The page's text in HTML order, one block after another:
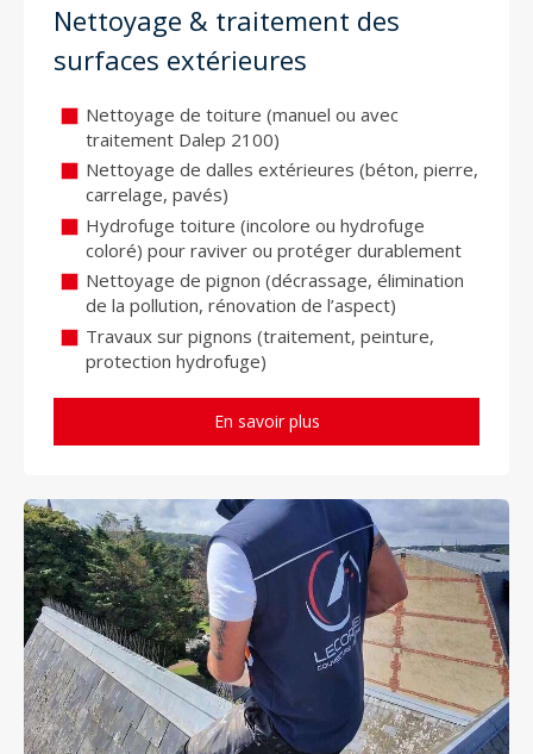
Nettoyage & traitement des
surfaces extérieures
Nettoyage de toiture (manuel ou avec
traitement Dalep 2100)
Nettoyage de dalles extérieures (béton, pierre,
carrelage, pavés)
Hydrofuge toiture (incolore ou hydrofuge
coloré) pour raviver ou protéger durablement
Nettoyage de pignon (décrassage, élimination
de la pollution, rénovation de l’aspect)
Travaux sur pignons (traitement, peinture,
protection hydrofuge)
En savoir plus